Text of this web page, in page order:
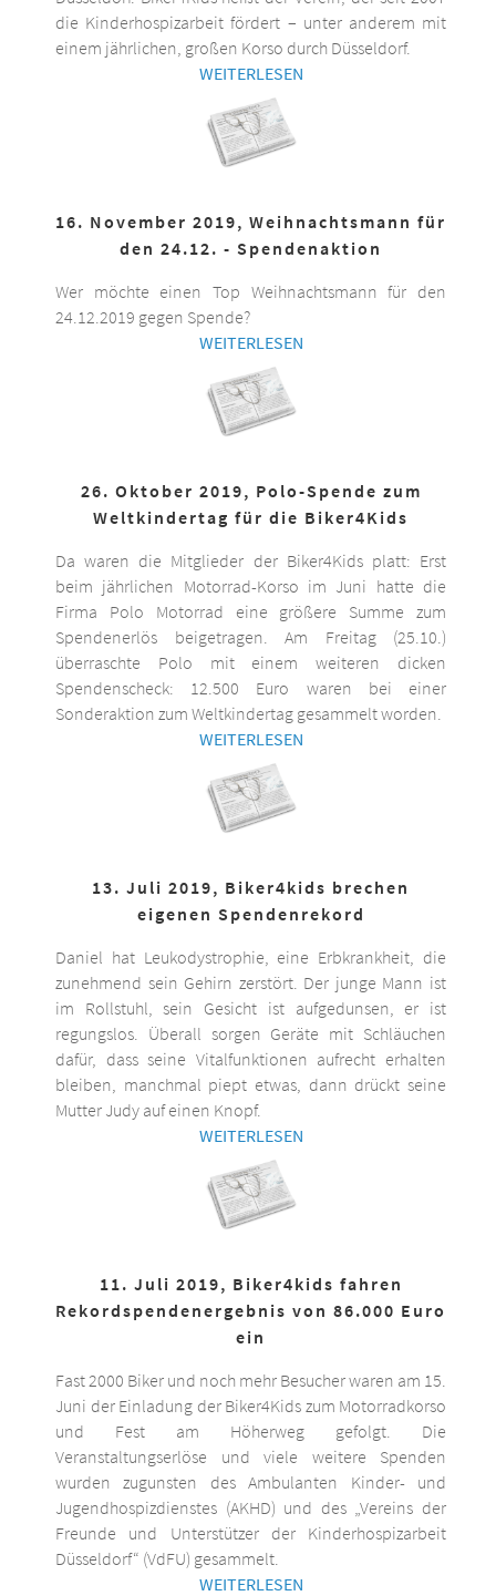
die Kinderhospizarbeit fördert – unter anderem mit
einem jährlichen, großen Korso durch Düsseldorf.
WEITERLESEN
16. November 2019, Weihnachtsmann für
den 24.12. - Spendenaktion
Wer möchte einen Top Weihnachtsmann für den
24.12.2019 gegen Spende?
WEITERLESEN
26. Oktober 2019, Polo-Spende zum
Weltkindertag für die Biker4Kids
Da waren die Mitglieder der Biker4Kids platt: Erst
beim jährlichen Motorrad-Korso im Juni hatte die
Firma Polo Motorrad eine größere Summe zum
Spendenerlös beigetragen. Am Freitag (25.10.)
überraschte Polo mit einem weiteren dicken
Spendenscheck: 12.500 Euro waren bei einer
Sonderaktion zum Weltkindertag gesammelt worden.
WEITERLESEN
13. Juli 2019, Biker4kids brechen
eigenen Spendenrekord
Daniel hat Leukodystrophie, eine Erbkrankheit, die
zunehmend sein Gehirn zerstört. Der junge Mann ist
im Rollstuhl, sein Gesicht ist aufgedunsen, er ist
regungslos. Überall sorgen Geräte mit Schläuchen
dafür, dass seine Vitalfunktionen aufrecht erhalten
bleiben, manchmal piept etwas, dann drückt seine
Mutter Judy auf einen Knopf.
WEITERLESEN
11. Juli 2019, Biker4kids fahren
Rekordspendenergebnis von 86.000 Euro
ein
Fast 2000 Biker und noch mehr Besucher waren am 15.
Juni der Einladung der Biker4Kids zum Motorradkorso
und Fest am Höherweg gefolgt. Die
Veranstaltungserlöse und viele weitere Spenden
wurden zugunsten des Ambulanten Kinder- und
Jugendhospizdienstes (AKHD) und des „Vereins der
Freunde und Unterstützer der Kinderhospizarbeit
Düsseldorf“ (VdFU) gesammelt.
WEITERLESEN